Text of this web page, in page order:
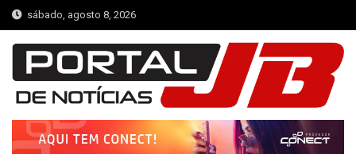
Skip
to
content
sábado, agosto 8, 2026
Portal de Notícias JB
Notícias de Simplício Mendes e Região